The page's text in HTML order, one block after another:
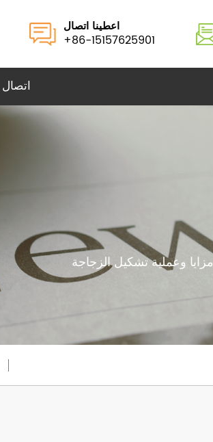
اعطينا اتصال
+86-15157625901
اتصال
مزايا وعملية تشكيل الزجاجة